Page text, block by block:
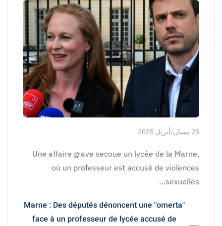
23 نيسان/أبريل 2025
Une affaire grave secoue un lycée de la Marne,
où un professeur est accusé de violences
sexuelles…
Marne : Des députés dénoncent une "omerta"
face à un professeur de lycée accusé de